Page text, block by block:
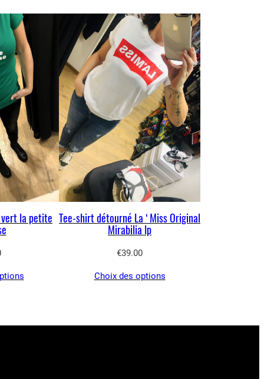
vert la petite Tee-shirt détourné La ‘Miss Original
Mirabilia lp
€39.00
Choix des options